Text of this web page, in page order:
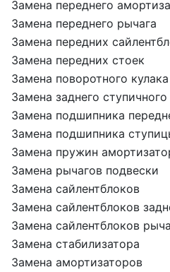
Замена переднего
Замена переднего рычага
Замена передних
Замена передних стоек
Замена поворотного кулака
Замена заднего
Замена подшипника
Замена подшипника
Замена пружин
Замена рычагов подвески
Замена сайлентблоков
Замена сайлентблоков
Замена сайлентблоков
Замена стабилизатора
Замена амортизаторов